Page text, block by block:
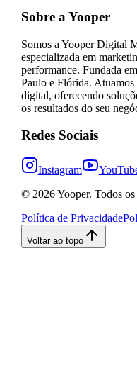
Sobre a Yooper
Somos a Yooper Digital
especializada em
performance. Fundada
Paulo e Flórida.
digital, oferecendo
os resultados do seu
Redes Sociais
Instagram
© 2026Yooper. Todos os
Política de Privacidade
Voltar ao topo